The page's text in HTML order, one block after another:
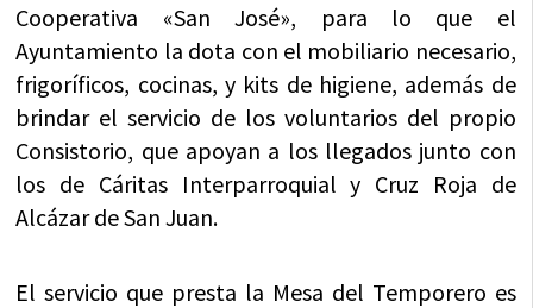
Cooperativa «San José», para lo que el
Ayuntamiento la dota con el mobiliario necesario,
frigoríficos, cocinas, y kits de higiene, además de
brindar el servicio de los voluntarios del propio
Consistorio, que apoyan a los llegados junto con
los de Cáritas Interparroquial y Cruz Roja de
Alcázar de San Juan.
El servicio que presta la Mesa del Temporero es